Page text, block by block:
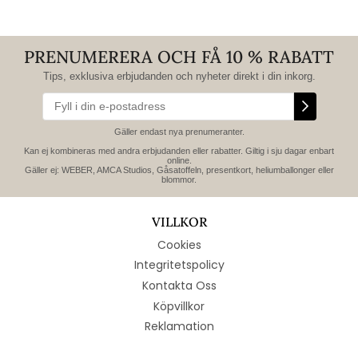
PRENUMERERA OCH FÅ 10 % RABATT
Tips, exklusiva erbjudanden och nyheter direkt i din inkorg.
Gäller endast nya prenumeranter.
Kan ej kombineras med andra erbjudanden eller rabatter. Giltig i sju dagar enbart
online.
Gäller ej: WEBER, AMCA Studios, Gåsatoffeln, presentkort, heliumballonger eller
blommor.
VILLKOR
Cookies
Integritetspolicy
Kontakta Oss
Köpvillkor
Reklamation